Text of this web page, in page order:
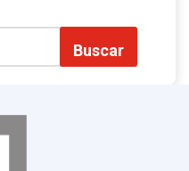
Buscar